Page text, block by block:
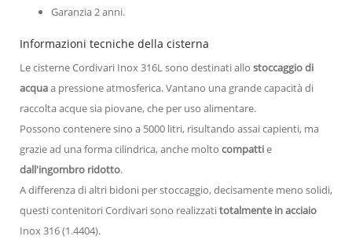
Garanzia 2 anni.
Informazioni tecniche della cisterna
Le cisterne Cordivari Inox 316L sono destinati allo stoccaggio di
acquaa pressione atmosferica. Vantano una grande capacità di
raccolta acque sia piovane, che per uso alimentare.
Possono contenere sino a 5000 litri, risultando assai capienti, ma
grazie ad una forma cilindrica, anche molto compattie
dall'ingombro ridotto.
A differenza di altri bidoni per stoccaggio, decisamente meno solidi,
questi contenitori Cordivari sono realizzatitotalmente in acciaio
Inox 316 (1.4404).